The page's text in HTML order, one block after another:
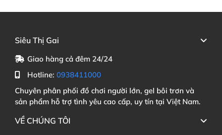
Siêu Thị Gai
Giao hàng cả đêm 24/24
Hotline: 0938411000
Chuyên phân phối đồ chơi người lớn, gel bôi trơn và
sản phẩm hỗ trợ tình yêu cao cấp, uy tín tại Việt Nam.
VỀ CHÚNG TÔI